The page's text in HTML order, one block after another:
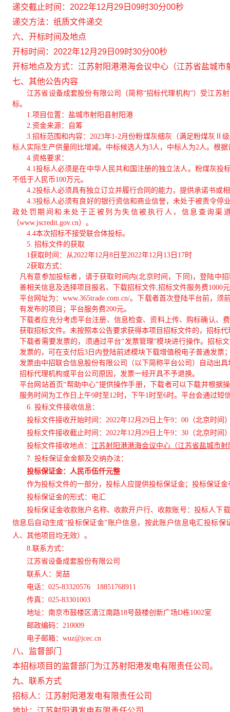
递交截止时间： 2022年12月29日09时30分00秒
递交方法： 纸质文件递交
六、开标时间及地点
开标时间： 2022年12月29日09时30分00秒
开标地点及方式： 江苏射阳港港海会议中心（江苏省盐城
七、其他公告内容
江苏省设备成套股份有限公司（简称“招标代理机构”）受江苏
标。
1.项目位置：盐城市射阳县射阳港
2.资金来源：自筹
3.招标范围和内容：2023年1-2月份粉煤灰细灰（满足粉煤灰Ⅱ
标人实际生产供量同比增减。中标候选人为3人，中标人为2人。根
4.资格要求：
4.1投标人必须是在中华人民共和国注册的独立法人。粉煤灰投
不低于人民币100万元。
4.2投标人必须具有独立订立并履行合同的能力，提供承诺书或
4.3投标人必须有良好的银行资信和商业信誉，未处于被责令停
政处罚期间和未处于正被列为失信被执行人，信息查询渠道
（www.jscredit.gov.cn）。
4.4本次招标不接受联合体投标。
5. 招标文件的获取
1获取时间：从2022年12月8日至2022年12月13日17时
2获取方式：
凡有意参加投标者，请于获取时间内(北京时间，下同)，登陆中
善相关信息及选择项目报名、下载招标文件,招标文件服务费1000
平台网址为：www.365trade.com.cn/。下载者首次登陆平台前，
有发布的项目；平台服务费200元。
下载者应充分考虑平台注册、信息检查、资料上传、购标确认
获取招标文件。未按照本公告要求获得本项目招标文件的，招标
下载者需要发票的，须通过平台“发票管理”模块进行操作。招
发票的，可在支付后3日内登陆前述模块下载增值税电子普通发
发票由中招联合信息股份有限公司（以下简称平台公司）自动出
招标代理机构或平台公司原因，发票一经开具不予退换。
平台网站首页“帮助中心”提供操作手册，下载者可以下载并根据
服务时间为工作日上午9时至12时，下午1时至6时。平台会通过短
6. 投标文件接收信息：
投标文件接收开始时间：2022年12月29日上午9：00（北京时间
投标文件接收截止时间：2022年12月29日上午9：30（北京时间
投标文件接收地点： 江苏射阳港港海会议中心（江苏省盐城市
7. 投标保证金金额及交纳办法：
投标保证金：人民币伍仟元整
作为投标文件的一部分，投标人应提供投标保证金；投标保证
投标保证金的形式：电汇
投标保证金收款账户名称、收款开户行、收款账号：投标人下
信息后自动生成“投标保证金”账户信息，按此账户信息电汇投标
人、其他项目均无效）。
8.联系方式：
江苏省设备成套股份有限公司
联系人：吴喆
电话：025-83320576 18851768911
传真：025-83301003
地址：南京市鼓楼区清江南路18号鼓楼创新广场D栋1002室
邮政编码：210009
电子邮箱：wuz@jcec.cn
八、监督部门
本招标项目的监督部门为江苏射阳港发电有限责任公司。
九、联系方式
招标人： 江苏射阳港发电有限责任公司